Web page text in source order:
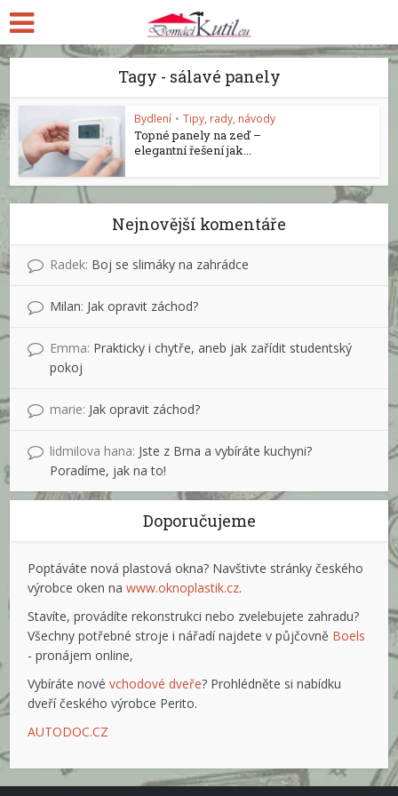
Tagy - sálavé panely
Bydlení • Tipy, rady, návody
Topné panely na zeď –
elegantní řešení jak...
Nejnovější komentáře
Radek: Boj se slimáky na zahrádce
Milan: Jak opravit záchod?
Emma: Prakticky i chytře, aneb jak zařídit studentský
pokoj
marie: Jak opravit záchod?
lidmilova hana: Jste z Brna a vybíráte kuchyni?
Poradíme, jak na to!
Doporučujeme
Poptáváte nová plastová okna? Navštivte stránky českého
výrobce oken nawww.oknoplastik.cz.
Stavíte, provádíte rekonstrukci nebo zvelebujete zahradu?
Všechny potřebné stroje i nářadí najdete v půjčovně Boels
- pronájem online,
Vybíráte novévchodové dveře? Prohlédněte si nabídku
dveří českého výrobce Perito.
AUTODOC.CZ